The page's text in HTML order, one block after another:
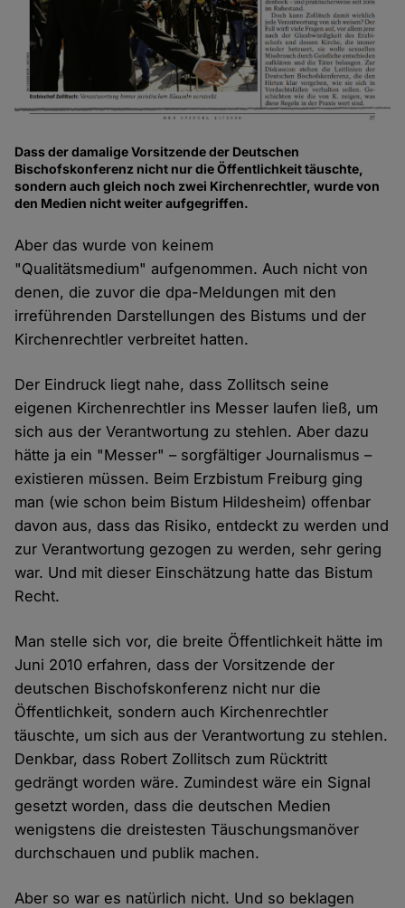
Dass der damalige Vorsitzende der Deutschen
Bischofskonferenz nicht nur die Öffentlichkeit täuschte,
sondern auch gleich noch zwei Kirchenrechtler, wurde von
den Medien nicht weiter aufgegriffen.
Aber das wurde von keinem
"Qualitätsmedium" aufgenommen. Auch nicht von
denen, die zuvor die dpa-Meldungen mit den
irreführenden Darstellungen des Bistums und der
Kirchenrechtler verbreitet hatten.
Der Eindruck liegt nahe, dass Zollitsch seine
eigenen Kirchenrechtler ins Messer laufen ließ, um
sich aus der Verantwortung zu stehlen. Aber dazu
hätte ja ein "Messer" – sorgfältiger Journalismus –
existieren müssen. Beim Erzbistum Freiburg ging
man (wie schon beim Bistum Hildesheim) offenbar
davon aus, dass das Risiko, entdeckt zu werden und
zur Verantwortung gezogen zu werden, sehr gering
war. Und mit dieser Einschätzung hatte das Bistum
Recht.
Man stelle sich vor, die breite Öffentlichkeit hätte im
Juni 2010 erfahren, dass der Vorsitzende der
deutschen Bischofskonferenz nicht nur die
Öffentlichkeit, sondern auch Kirchenrechtler
täuschte, um sich aus der Verantwortung zu stehlen.
Denkbar, dass Robert Zollitsch zum Rücktritt
gedrängt worden wäre. Zumindest wäre ein Signal
gesetzt worden, dass die deutschen Medien
wenigstens die dreistesten Täuschungsmanöver
durchschauen und publik machen.
Aber so war es natürlich nicht. Und so beklagen